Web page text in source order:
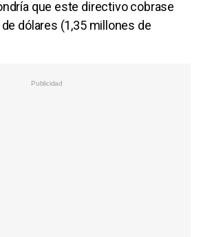
que este directivo cobrase
dólares (1,35 millones de